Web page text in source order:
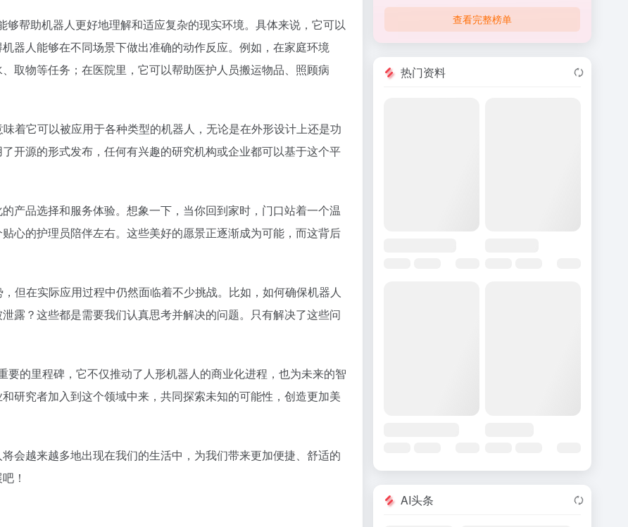
帮助机器人更好地理解和适应复杂的现实环境。具体来说，它可以
器人能够在不同场景下做出准确的动作反应。例如，在家庭环境
取物等任务；在医院里，它可以帮助医护人员搬运物品、照顾病
着它可以被应用于各种类型的机器人，无论是在外形设计上还是功
开源的形式发布，任何有兴趣的研究机构或企业都可以基于这个平
产品选择和服务体验。想象一下，当你回到家时，门口站着一个温
心的护理员陪伴左右。这些美好的愿景正逐渐成为可能，而这背后
但在实际应用过程中仍然面临着不少挑战。比如，如何确保机器人
露？这些都是需要我们认真思考并解决的问题。只有解决了这些问
的里程碑，它不仅推动了人形机器人的商业化进程，也为未来的智
研究者加入到这个领域中来，共同探索未知的可能性，创造更加美
会越来越多地出现在我们的生活中，为我们带来更加便捷、舒适的
！
查看完整榜单
热门资料
AI头条